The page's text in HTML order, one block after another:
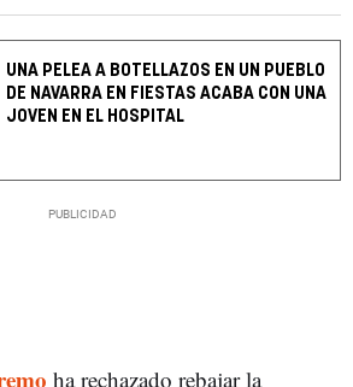
UNA PELEA A BOTELLAZOS EN UN PUEBLO
DE NAVARRA EN FIESTAS ACABA CON UNA
JOVEN EN EL HOSPITAL
ha rechazado rebajar la